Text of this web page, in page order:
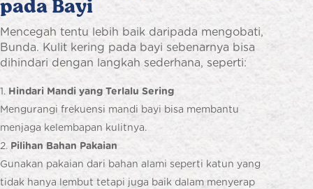
Mencegah tentu lebih baik daripada mengobati,
Bunda. Kulit kering pada bayi sebenarnya bisa
dihindari dengan langkah sederhana, seperti:
Hindari Mandi yang Terlalu Sering
Mengurangi frekuensi mandi bayi bisa membantu
menjaga kelembapan kulitnya.
Pilihan Bahan Pakaian
Gunakan pakaian dari bahan alami seperti katun yang
tidak hanya lembut tetapi juga baik dalam menyerap